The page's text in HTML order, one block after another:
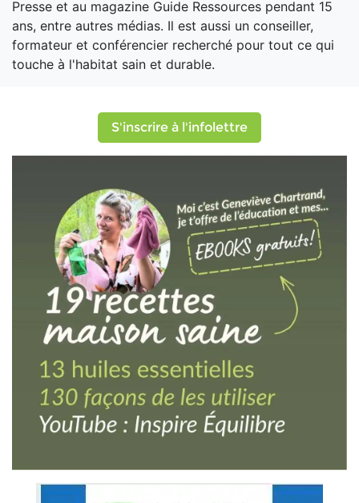
Presse et au magazine Guide Ressources pendant 15
ans, entre autres médias. Il est aussi un conseiller,
formateur et conférencier recherché pour tout ce qui
touche à l'habitat sain et durable.
S'inscrire à l'infolettre